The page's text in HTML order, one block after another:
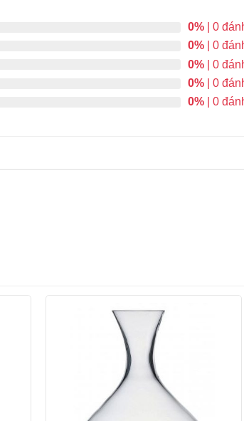
0% | 0
0% | 0
0% | 0
0% | 0
0% | 0